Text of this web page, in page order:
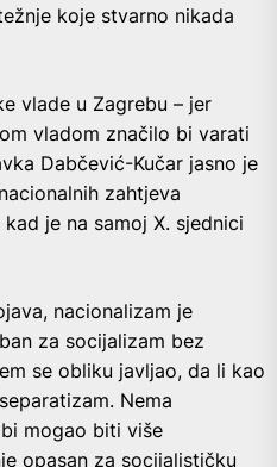
koje stvarno nikada
vlade u Zagrebu – jer
vladom značilo bi varati
Dabčević-Kučar jasno je
zahtjeva
je na samoj X. sjednici
nacionalizam je
za socijalizam bez
se obliku javljao, da li kao
Nema
mogao biti više
opasan za socijalističku